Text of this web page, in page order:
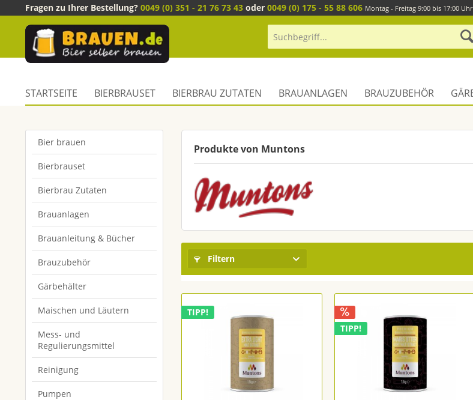
Fragen zu Ihrer Bestellung? 0049 (0) 351 - 21 76 73 43 oder 0049 (0) 175 - 55 88 606 Montag - Freitag 9:00 bis 17:00 Uhr
STARTSEITE BIERBRAUSET BIERBRAU ZUTATEN BRAUANLAGEN BRAUZUBEHÖR
Bier brauen
Bierbrauset
Bierbrau Zutaten
Brauanlagen
Brauanleitung & Bücher
Brauzubehör
Gärbehälter
Maischen und Läutern
Mess- und
Regulierungsmittel
Reinigung
Pumpen
Produkte von Muntons
Filtern
TIPP!
TIPP!